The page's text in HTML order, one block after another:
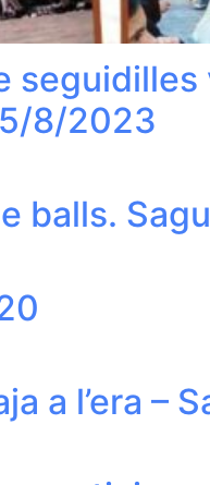
8/2023
balls.
a l’era –